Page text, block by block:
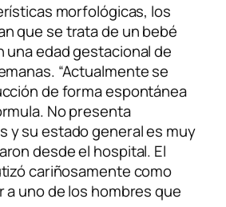
morfológicas, los
que se trata de un bebé
una edad gestacional de
“Actualmente se
de forma espontánea
No presenta
y su estado general es muy
desde el hospital. El
cariñosamente como
a uno de los hombres que